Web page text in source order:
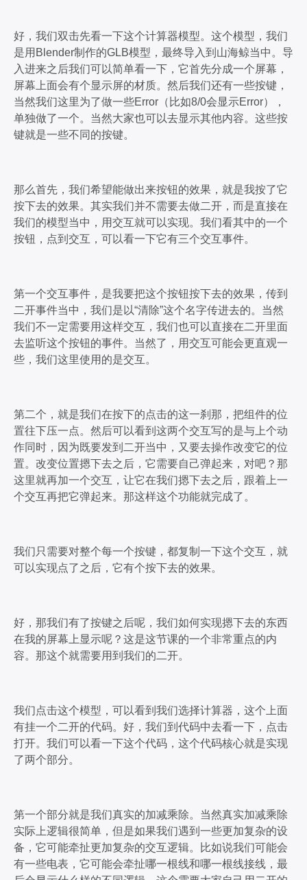
好，我们双击先看一下这个计算器模型。这个模型，我们
是用Blender制作的GLB模型，最终导入到山海鲸当中。导
入进来之后我们可以简单看一下，它首先分成一个屏幕，
屏幕上面会有个显示屏的材质。然后我们还有一些按键，
当然我们这里为了做一些Error（比如8/0会显示Error），
单独做了一个。当然大家也可以去显示其他内容。这些按
键就是一些不同的按键。
那么首先，我们希望能做出来按钮的效果，就是我按了它
按下去的效果。其实我们并不需要去做二开，而是直接在
我们的模型当中，用交互就可以实现。我们看其中的一个
按钮，点到交互，可以看一下它有三个交互事件。
第一个交互事件，是我要把这个按钮按下去的效果，传到
二开事件当中，我们是以“清除”这个名字传进去的。当然
我们不一定需要用这样交互，我们也可以直接在二开里面
去监听这个按钮的事件。当然了，用交互可能会更直观一
些，我们这里使用的是交互。
第二个，就是我们在按下的点击的这一刹那，把组件的位
置往下压一点。然后可以看到这两个交互写的是与上个动
作同时，因为既要发到二开当中，又要去操作改变它的位
置。改变位置摁下去之后，它需要自己弹起来，对吧？那
这里就再加一个交互，让它在我们摁下去之后，跟着上一
个交互再把它弹起来。那这样这个功能就完成了。
我们只需要对整个每一个按键，都复制一下这个交互，就
可以实现点了之后，它有个按下去的效果。
好，那我们有了按键之后呢，我们如何实现摁下去的东西
在我的屏幕上显示呢？这是这节课的一个非常重点的内
容。那这个就需要用到我们的二开。
我们点击这个模型，可以看到我们选择计算器，这个上面
有挂一个二开的代码。好，我们到代码中去看一下，点击
打开。我们可以看一下这个代码，这个代码核心就是实现
了两个部分。
第一个部分就是我们真实的加减乘除。当然真实加减乘除
实际上逻辑很简单，但是如果我们遇到一些更加复杂的设
备，它可能牵扯更加复杂的交互逻辑。比如说我们可能会
有一些电表，它可能会牵扯哪一根线和哪一根线接线，最